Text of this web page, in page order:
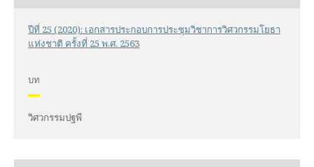
ปีที่ 25 (2020): เอกสารประกอบการประชุมวิชาการวิศวกรรมโยธา
แห่งชาติ ครั้งที่ 25 พ.ศ. 2563
บท
วิศวกรรมปฐพี